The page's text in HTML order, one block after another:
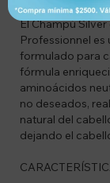
El Champú
Professionnel
formulado para
fórmula
aminoácidos
no deseados,
natural del
dejando el